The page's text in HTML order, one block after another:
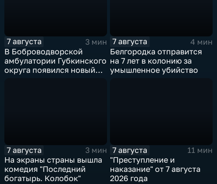
7 августа
3 мин
В Боброводворской
амбулатории Губкинского
округа появился новый
7 августа
4 мин
Белгородка отправится
на 7 лет в колонию за
умышленное убийство
7 августа
3 мин
На экраны страны вышла
комедия "Последний
богатырь. Колобок"
7 августа
11 мин
"Преступление и
наказание" от 7 августа
2026 года